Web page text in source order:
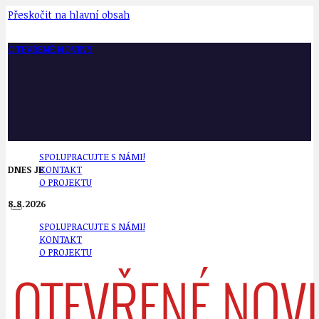
Přeskočit na hlavní obsah
OTEVŘENÉ NOVINY
SPOLUPRACUJTE S NÁMI!
KONTAKT
O PROJEKTU
SPOLUPRACUJTE S NÁMI!
KONTAKT
O PROJEKTU
DNES JE
8.8.2026